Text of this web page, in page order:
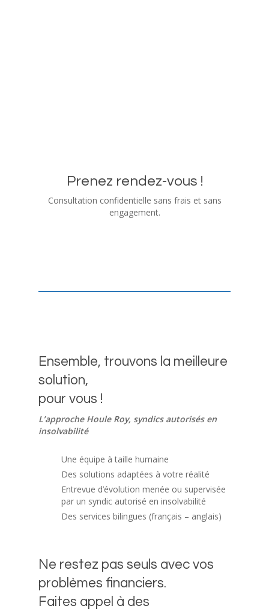
Prenez rendez-vous !
Consultation confidentielle sans frais et sans
engagement.
Ensemble, trouvons la meilleure
solution,
pour vous !
L’approche Houle Roy, syndics autorisés en
insolvabilité
Une équipe à taille humaine
Des solutions adaptées à votre réalité
Entrevue d’évolution menée ou supervisée
par un syndic autorisé en insolvabilité
Des services bilingues (français – anglais)
Ne restez pas seuls avec vos
problèmes financiers.
Faites appel à des